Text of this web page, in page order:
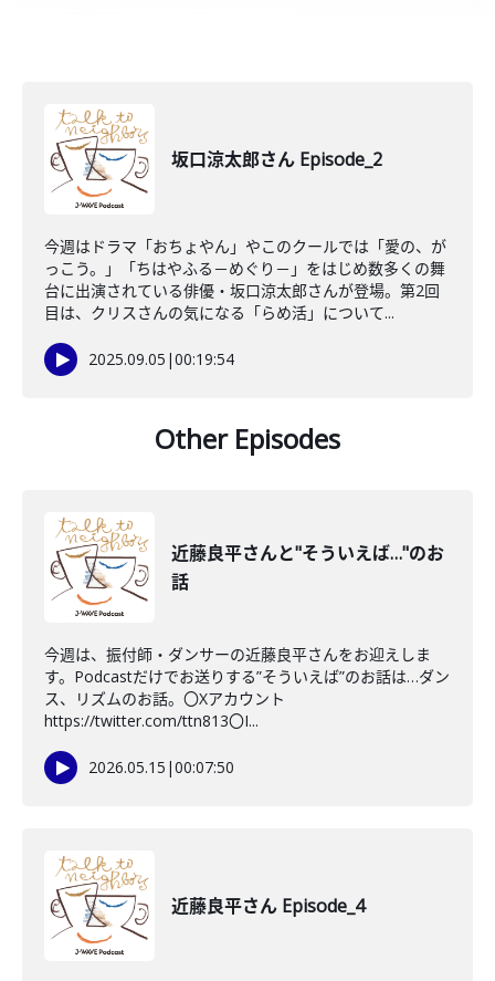
坂口涼太郎さん Episode_2
今週はドラマ「おちょやん」やこのクールでは「愛の、が
っこう。」「ちはやふる－めぐり－」をはじめ数多くの舞
台に出演されている俳優・坂口涼太郎さんが登場。第2回
目は、クリスさんの気になる「らめ活」について...
2025.09.05 |00:19:54
Other Episodes
近藤良平さんと"そういえば…"のお
話
今週は、振付師・ダンサーの近藤良平さんをお迎えしま
す。Podcastだけでお送りする”そういえば”のお話は…ダン
ス、リズムのお話。〇Xアカウント
https://twitter.com/ttn813〇I...
2026.05.15 |00:07:50
近藤良平さん Episode_4